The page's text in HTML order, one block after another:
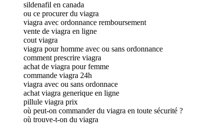
sildenafil en canada
ou ce procurer du viagra
viagra avec ordonnance remboursement
vente de viagra en ligne
cout viagra
viagra pour homme avec ou sans ordonnance
comment prescrire viagra
achat de viagra pour femme
commande viagra 24h
viagra avec ou sans ordonnace
achat viagra generique en ligne
pillule viagra prix
où peut-on commander du viagra en toute sécurité ?
où trouve-t-on du viagra